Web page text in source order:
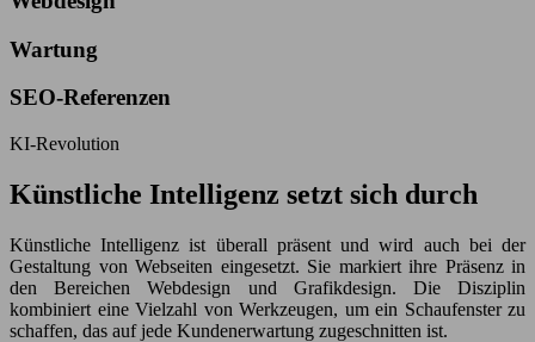
Wartung
SEO-Referenzen
KI-Revolution
Künstliche Intelligenz setzt sich durch
Künstliche Intelligenz ist überall präsent und wird auch bei der
Gestaltung von Webseiten eingesetzt. Sie markiert ihre Präsenz in
den Bereichen Webdesign und Grafikdesign. Die Disziplin
kombiniert eine Vielzahl von Werkzeugen, um ein Schaufenster zu
schaffen, das auf jede Kundenerwartung zugeschnitten ist.